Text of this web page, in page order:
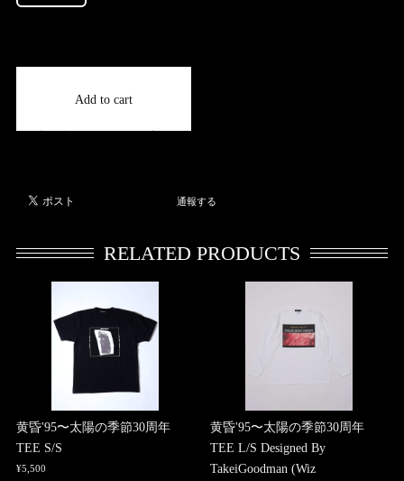
Add to cart
通報する
RELATED PRODUCTS
黄昏'95〜太陽の季節30周年
TEE S/S
¥5,500
黄昏'95〜太陽の季節30周年
TEE L/S Designed By
TakeiGoodman (Wiz